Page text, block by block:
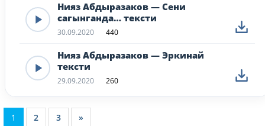
Нияз Абдыразаков — Сени
сагынганда… тексти
30.09.2020 440
Нияз Абдыразаков — Эркинай
тексти
29.09.2020 260
1 2 3
»